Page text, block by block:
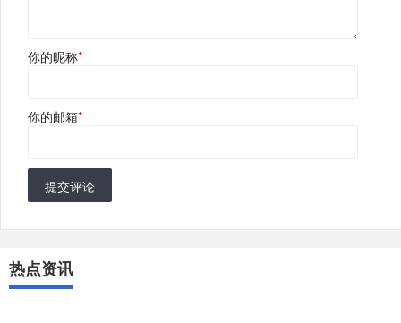
你的昵称*
你的邮箱*
提交评论
热点资讯